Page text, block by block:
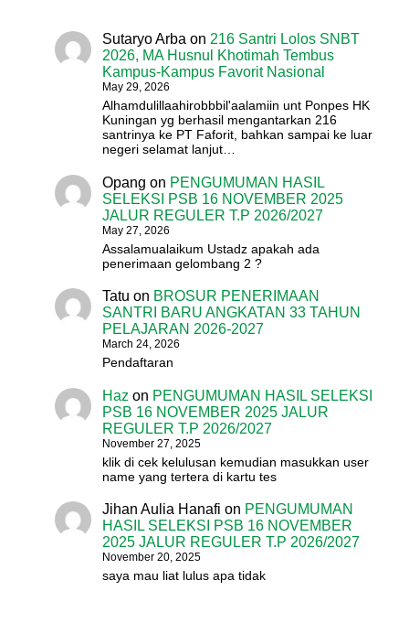
Sutaryo Arba on 216 Santri Lolos SNBT
2026, MA Husnul Khotimah Tembus
Kampus-Kampus Favorit Nasional
May 29, 2026
Alhamdulillaahirobbbil'aalamiin unt Ponpes HK
Kuningan yg berhasil mengantarkan 216
santrinya ke PT Faforit, bahkan sampai ke luar
negeri selamat lanjut…
Opang on PENGUMUMAN HASIL
SELEKSI PSB 16 NOVEMBER 2025
JALUR REGULER T.P 2026/2027
May 27, 2026
Assalamualaikum Ustadz apakah ada
penerimaan gelombang 2 ?
Tatu on BROSUR PENERIMAAN
SANTRI BARU ANGKATAN 33 TAHUN
PELAJARAN 2026-2027
March 24, 2026
Pendaftaran
Haz on PENGUMUMAN HASIL SELEKSI
PSB 16 NOVEMBER 2025 JALUR
REGULER T.P 2026/2027
November 27, 2025
klik di cek kelulusan kemudian masukkan user
name yang tertera di kartu tes
Jihan Aulia Hanafi on PENGUMUMAN
HASIL SELEKSI PSB 16 NOVEMBER
2025 JALUR REGULER T.P 2026/2027
November 20, 2025
saya mau liat lulus apa tidak